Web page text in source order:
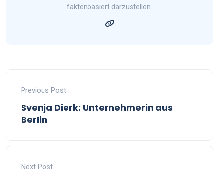
faktenbasiert darzustellen.
Previous Post
Svenja Dierk: Unternehmerin aus
Berlin
Next Post